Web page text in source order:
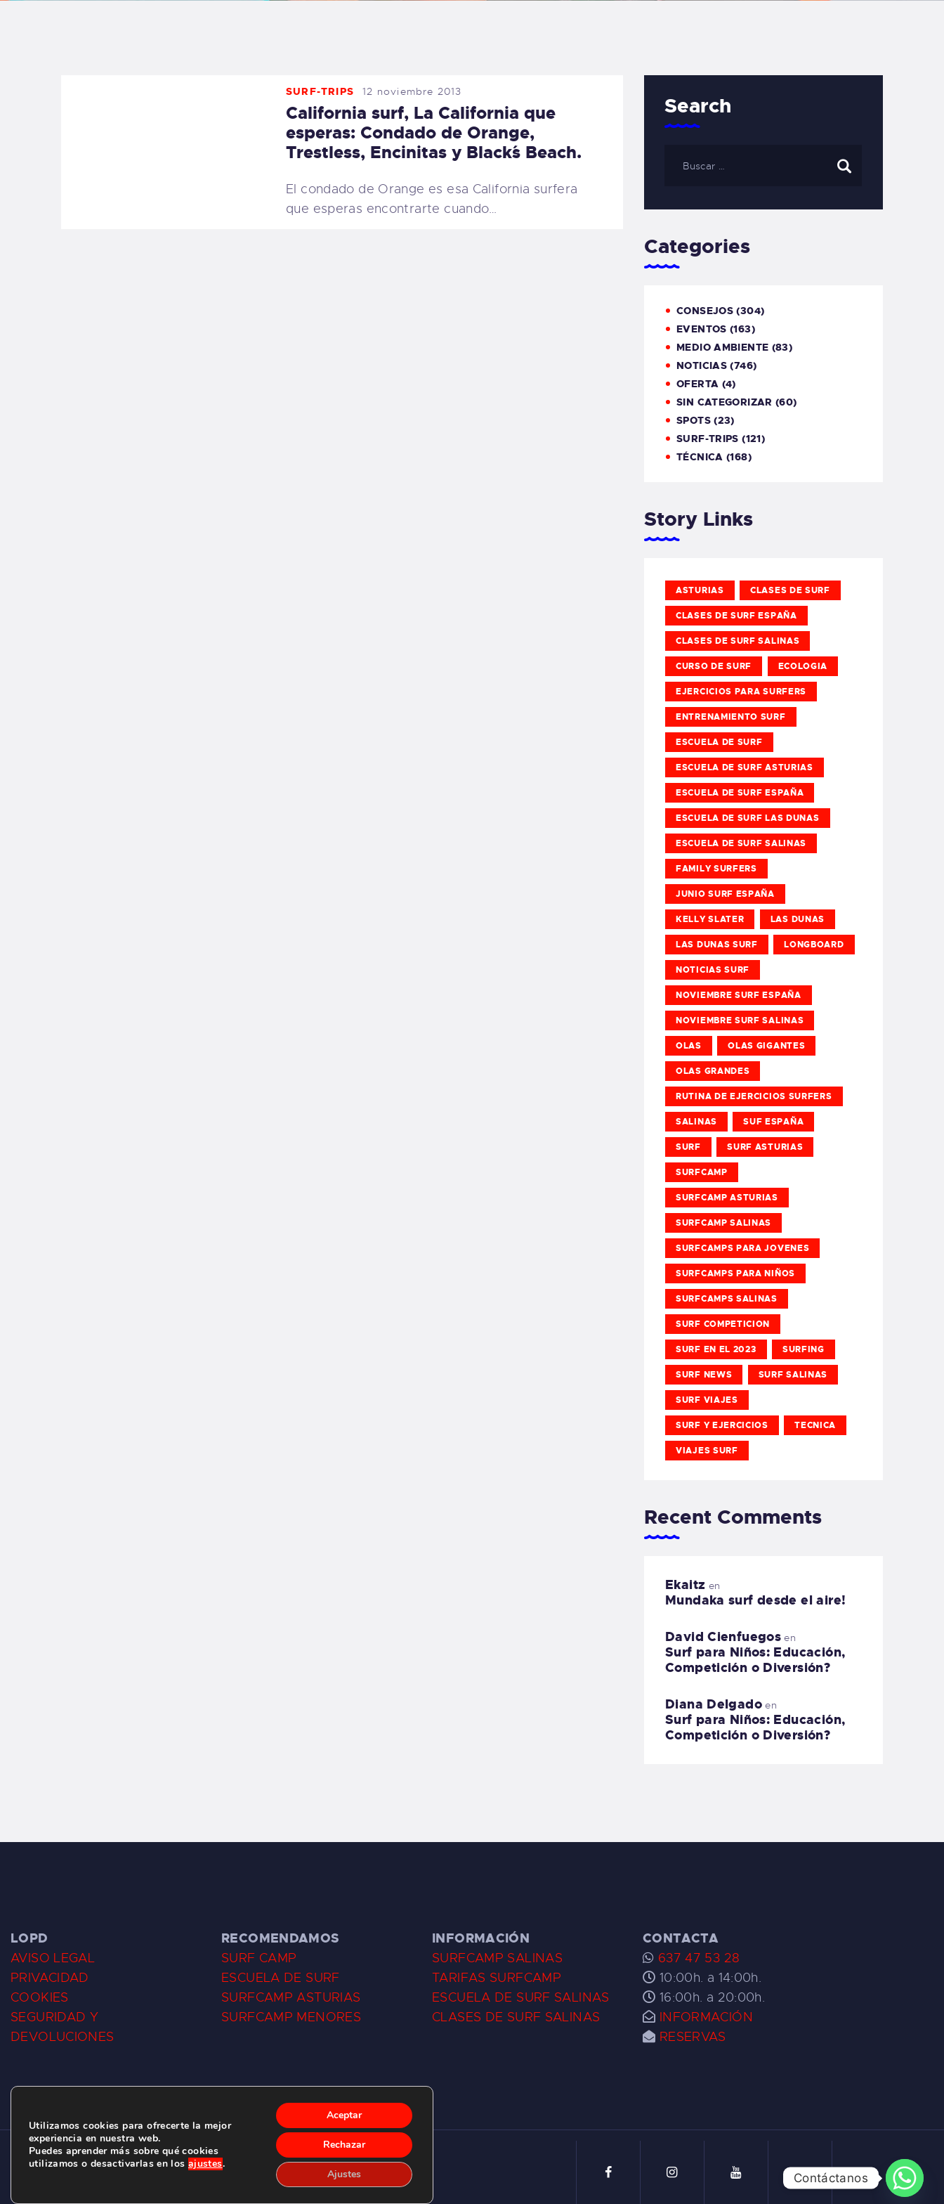
CONTACTO
CARRITO
TIENDA FAMILY
SURFERS
SURF-TRIPS 12 noviembre 2013
California surf, La California que
esperas: Condado de Orange,
Trestless, Encinitas y Black´s Beach.
El condado de Orange es esa California surfera
que esperas encontrarte cuando…
Search
Categories
CONSEJOS (304)
EVENTOS (163)
MEDIO AMBIENTE (83)
NOTICIAS (746)
OFERTA (4)
SIN CATEGORIZAR (60)
SPOTS(23)
SURF-TRIPS (121)
TÉCNICA (168)
Story Links
ASTURIAS CLASES DE SURF
CLASES DE SURF ESPAÑA
CLASES DE SURF SALINAS
CURSO DE SURF ECOLOGIA
EJERCICIOS PARA SURFERS
ENTRENAMIENTO SURF
ESCUELA DE SURF
ESCUELA DE SURF ASTURIAS
ESCUELA DE SURF ESPAÑA
ESCUELA DE SURF LAS DUNAS
ESCUELA DE SURF SALINAS
FAMILY SURFERS
JUNIO SURF ESPAÑA
KELLY SLATER LAS DUNAS
LAS DUNAS SURF LONGBOARD
NOTICIAS SURF
NOVIEMBRE SURF ESPAÑA
NOVIEMBRE SURF SALINAS
OLAS OLAS GIGANTES
OLAS GRANDES
RUTINA DE EJERCICIOS SURFERS
SALINAS SUF ESPAÑA
SURF SURF ASTURIAS
SURFCAMP
SURFCAMP ASTURIAS
SURFCAMP SALINAS
SURFCAMPS PARA JOVENES
SURFCAMPS PARA NIÑOS
SURFCAMPS SALINAS
SURF COMPETICION
SURF EN EL 2023 SURFING
SURF NEWS SURF SALINAS
SURF VIAJES
SURF Y EJERCICIOS TECNICA
VIAJES SURF
Recent Comments
Ekaitz en
Mundaka surf desde el aire!
David Cienfuegos en
Surf para Niños: Educación,
Competición o Diversión?
Diana Delgadoen
Surf para Niños: Educación,
Competición o Diversión?
LOPD
AVISO LEGAL
PRIVACIDAD
COOKIES
SEGURIDAD Y
DEVOLUCIONES
RECOMENDAMOS
SURF CAMP
ESCUELA DE SURF
SURFCAMP ASTURIAS
SURFCAMP MENORES
INFORMACIÓN
SURFCAMP SALINAS
TARIFAS SURFCAMP
ESCUELA DE SURF SALINAS
CLASES DE SURF SALINAS
CONTACTA
637 47 53 28
10:00h. a 14:00h.
16:00h. a 20:00h.
INFORMACIÓN
RESERVAS
CLUB DE SURF LAS DUNAS ©2026.
C/ BERNARDO ÁLVAREZ GALAN 1, SALINAS (ASTURIAS)
Utilizamos cookies para ofrecerte la mejor
experiencia en nuestra web.
Puedes aprender más sobre qué cookies
utilizamos o desactivarlas en los ajustes.
Aceptar
Rechazar
Ajustes Contáctanos